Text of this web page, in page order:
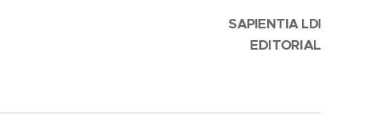
SAPIENTIA LDI
EDITORIAL